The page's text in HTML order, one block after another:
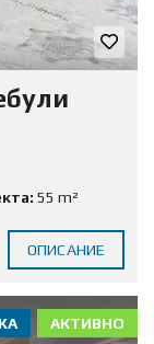
55 m²
ОПИСАНИЕ
АКТИВНО